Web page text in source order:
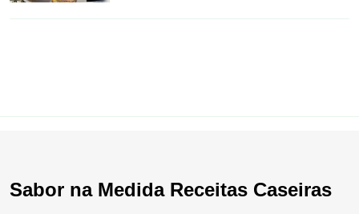
Sabor na Medida Receitas Caseiras